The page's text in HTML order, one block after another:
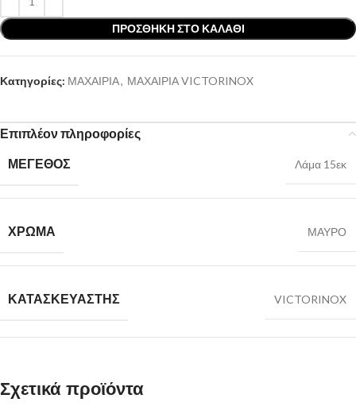
ΠΡΟΣΘΉΚΗ ΣΤΟ ΚΑΛΆΘΙ
Κατηγορίες: ΜΑΧΑΙΡΙΑ, ΜΑΧΑΙΡΙΑ VICTORINOX
Επιπλέον πληροφορίες
ΜΕΓΕΘΟΣ
Λάμα 15εκ
ΧΡΩΜΑ ΜΑΥΡΟ
ΚΑΤΑΣΚΕΥΑΣΤΗΣ VICTORINOX
Σχετικά προϊόντα